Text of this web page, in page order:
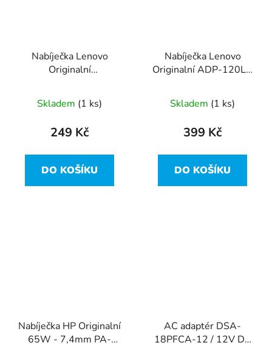
Nabíječka Lenovo
Originalní
45W - hranatý konektor
Skladem (1 ks)
249 Kč
DO KOŠÍKU
Nabíječka Lenovo
Originalní ADP-120LH
(5.5x2.5)
Skladem (1 ks)
399 Kč
DO KOŠÍKU
Nabíječka HP Originalní
65W - 7,4mm PA-
AC adaptér DSA-
18PFCA-12 / 12V DC